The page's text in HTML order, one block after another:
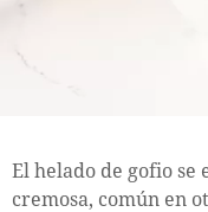
El helado de gofio se
cremosa, común en